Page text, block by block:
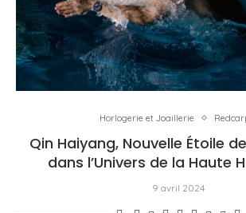
Horlogerie et Joaillerie
Qin Haiyang, Nouvelle Étoile
dans l’Univers de la Haute
9 avril 2024